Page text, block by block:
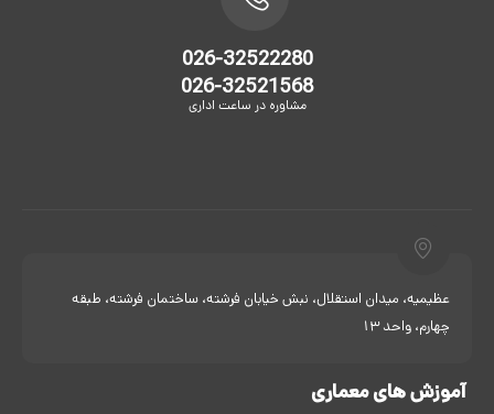
026-32522280
026-32521568
مشاوره در ساعت اداری
عظیمیه، میدان استقلال، نبش خیابان فرشته، ساختمان فرشته، طبقه
چهارم، واحد 13
آموزش های معماری